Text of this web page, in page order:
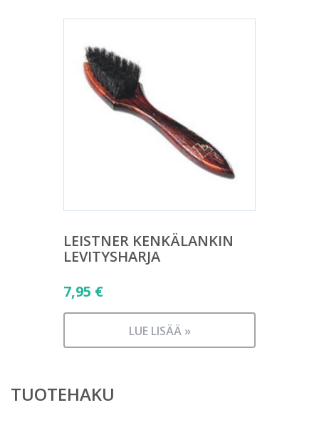
LEISTNER KENKÄLANKIN
LEVITYSHARJA
7,95 €
LUE LISÄÄ »
TUOTEHAKU